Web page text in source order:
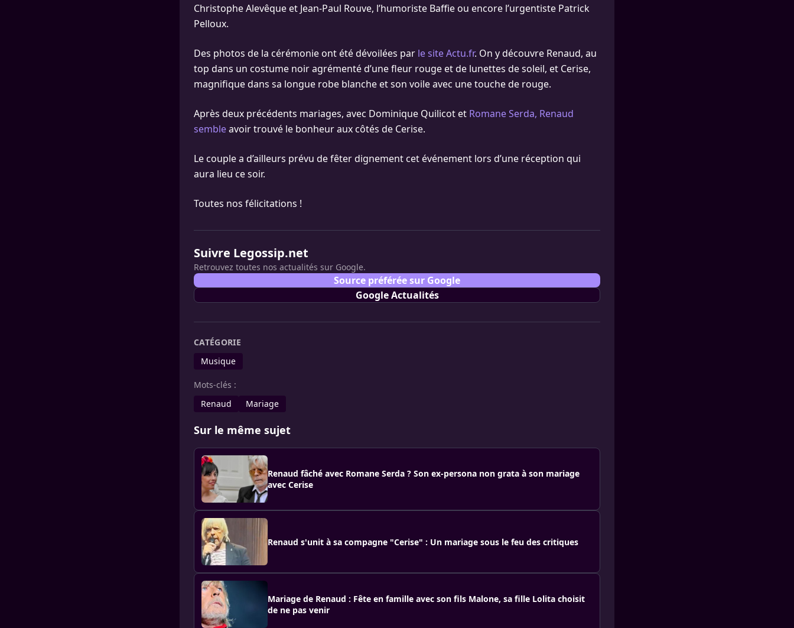
Christophe Alevêque et Jean-Paul Rouve, l’humoriste Baffie ou encore l’urgentiste Patrick
Pelloux.
Des photos de la cérémonie ont été dévoilées par le site Actu.fr. On y découvre Renaud, au
top dans un costume noir agrémenté d’une fleur rouge et de lunettes de soleil, et Cerise,
magnifique dans sa longue robe blanche et son voile avec une touche de rouge.
Après deux précédents mariages, avec Dominique Quilicot et Romane Serda, Renaud
sembleavoir trouvé le bonheur aux côtés de Cerise.
Le couple a d’ailleurs prévu de fêter dignement cet événement lors d’une réception qui
aura lieu ce soir.
Toutes nos félicitations !
Suivre Legossip.net
Retrouvez toutes nos actualités sur Google.
Source préférée sur Google
Google Actualités
CATÉGORIE
Musique
Mots-clés :
Renaud
Mariage
Sur le même sujet
Renaud fâché avec Romane Serda ? Son ex-persona non grata à son mariage
avec Cerise
Renaud s'unit à sa compagne "Cerise" : Un mariage sous le feu des critiques
Mariage de Renaud : Fête en famille avec son fils Malone, sa fille Lolita choisit
de ne pas venir